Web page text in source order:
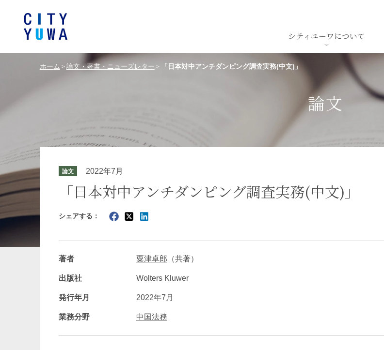
シティユーワについて
沿革
M&A
危機管理／コンプライアンス
エネルギー・資源 ライフサイエンス・製薬 消費者向けサービス
暗号資産・NFT 建設・建築
セミナー/講演等
法律用語集
スタッフ採用
ホーム > 論文・著書・ニューズレター > 「日本対中アンチダンピング調査実務(中文)」
論文
論文 2022年7月
「日本対中アンチダンピング調査実務(中文)」
シェアする：
著者 粟津卓郎 （共著）
出版社 Wolters Kluwer
発行年月 2022年7月
業務分野 中国法務